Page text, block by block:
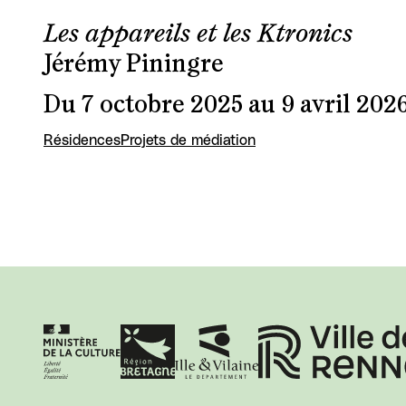
Les appareils et les Ktronics
Jérémy Piningre
Du 7 octobre 2025 au 9 avril
RésidencesProjets de médiation